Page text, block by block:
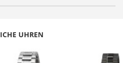
21M
Funk
UHREN